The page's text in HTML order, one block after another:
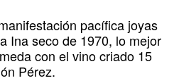
pacífica joyas
Ina seco de 1970, lo mejor
con el vino criado 15
Pérez.